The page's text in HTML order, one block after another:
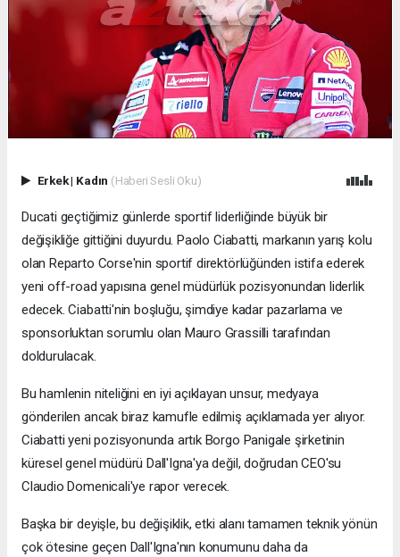
Erkek| Kadın (Haberi Sesli Oku)
Ducati geçtiğimiz günlerde sportif liderliğinde büyük bir
değişikliğe gittiğini duyurdu. Paolo Ciabatti, markanın yarış kolu
olan Reparto Corse'nin sportif direktörlüğünden istifa ederek
yeni off-road yapısına genel müdürlük pozisyonundan liderlik
edecek. Ciabatti'nin boşluğu, şimdiye kadar pazarlama ve
sponsorluktan sorumlu olan Mauro Grassilli tarafından
doldurulacak.
Bu hamlenin niteliğini en iyi açıklayan unsur, medyaya
gönderilen ancak biraz kamufle edilmiş açıklamada yer alıyor.
Ciabatti yeni pozisyonunda artık Borgo Panigale şirketinin
küresel genel müdürü Dall'Igna'ya değil, doğrudan CEO'su
Claudio Domenicali'ye rapor verecek.
Başka bir deyişle, bu değişiklik, etki alanı tamamen teknik yönün
çok ötesine geçen Dall'Igna'nın konumunu daha da